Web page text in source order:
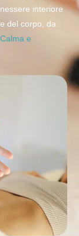
interiore
del corpo, da
Calma e